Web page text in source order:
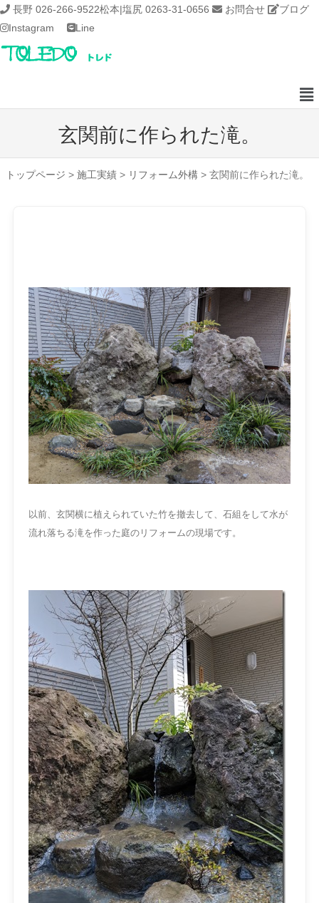
長野 026-266-9522松本|塩尻 0263-31-0656 お問合せ
ブログ
Instagram
Line
玄関前に作られた滝。
トップページ > 施工実績 > リフォーム外構 > 玄関前に作られた滝。
以前、玄関横に植えられていた竹を撤去して、石組をして水が
流れ落ちる滝を作った庭のリフォームの現場です。